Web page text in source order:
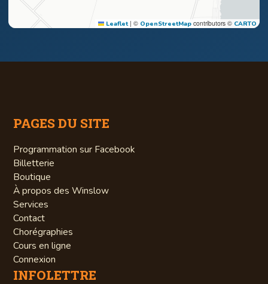
Leaflet | © OpenStreetMap contributors © CARTO
PAGES DU SITE
Programmation sur Facebook
Billetterie
Boutique
À propos des Winslow
Services
Contact
Chorégraphies
Cours en ligne
Connexion
INFOLETTRE